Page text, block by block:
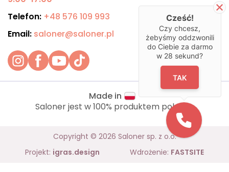
Telefon: +48 576 109 993
Email: saloner@saloner.pl
Made in
Saloner jest w 100% produktem polskim.
Copyright © 2026 Saloner sp. z o.o.
Projekt: igras.design Wdrożenie: FASTSITE
Cześć!
Czy chcesz,
żebyśmy oddzwonili
do Ciebie za darmo
w 28 sekund?
TAK